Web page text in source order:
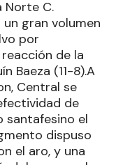
Norte C.
gran volumen
por
de la
Baeza (11-8).A
Central se
de
santafesino el
dispuso
el aro, y una